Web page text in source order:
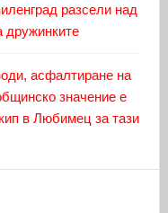
разсели над
дружинките
асфалтиране на
значение е
в Любимец за тази